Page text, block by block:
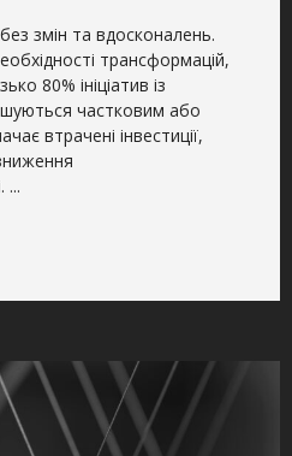
змін та вдосконалень.
трансформацій,
80% ініціатив із
частковим або
втрачені інвестиції,
...